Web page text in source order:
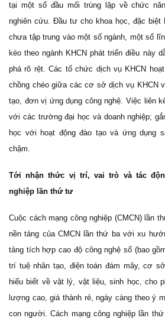
tại một số đầu mối trùng lặp về chức
nghiên cứu. Đầu tư cho khoa học, đặc biệt
chưa tập trung vào một số ngành, một số
kéo theo ngành KHCN phát triển điều này
phá rõ rệt. Các tổ chức dịch vụ KHCN
chồng chéo giữa các cơ sở dịch vụ KHCN
tạo, đơn vị ứng dụng công nghệ. Việc liên
với các trường đại học và doanh nghiệp;
học với hoạt động đào tạo và ứng dụng
chậm.
Tới nhận thức vị trí, vai trò và tác
nghiệp lần thứ tư
Cuộc cách mạng công nghiệp (CMCN) lần
nền tảng của CMCN lần thứ ba với xu
tảng tích hợp cao độ công nghệ số (bao
trí tuệ nhân tạo, điện toán đám mây, cơ
hiểu biết về vật lý, vật liệu, sinh học, cho
lượng cao, giá thành rẻ, ngày càng theo ý
con người. Cách mạng công nghiệp lần